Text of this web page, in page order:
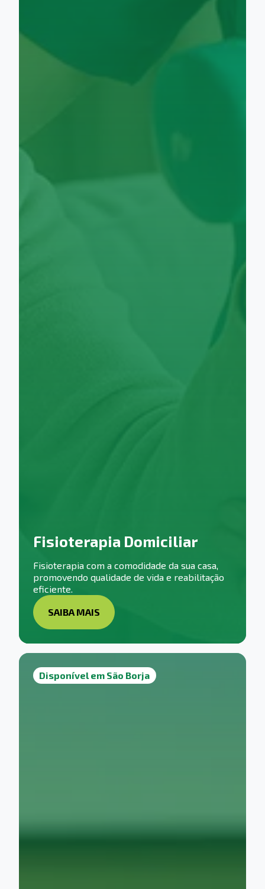
Fisioterapia Domiciliar
Fisioterapia com a comodidade da sua casa,
promovendo qualidade de vida e reabilitação
eficiente.
SAIBA MAIS
Disponível em São Borja